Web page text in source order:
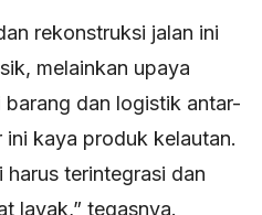
rekonstruksi jalan ini
melainkan upaya
dan logistik antar-
kaya produk kelautan.
terintegrasi dan
layak,” tegasnya.